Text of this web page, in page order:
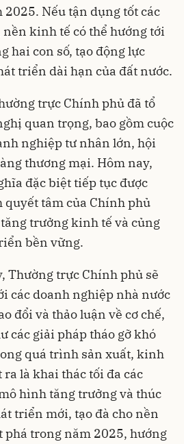
Nếu tận dụng tốt các
kinh tế có thể hướng tới
hai con số, tạo động lực
triển dài hạn của đất nước.
trực Chính phủ đã tổ
quan trọng, bao gồm cuộc
nghiệp tư nhân lớn, hội
thương mại. Hôm nay,
đặc biệt tiếp tục được
tâm của Chính phủ
trưởng kinh tế và củng
bền vững.
Thường trực Chính phủ sẽ
các doanh nghiệp nhà nước
đổi và thảo luận về cơ chế,
các giải pháp tháo gỡ khó
quá trình sản xuất, kinh
là khai thác tối đa các
hình tăng trưởng và thúc
triển mới, tạo đà cho nền
phá trong năm 2025, hướng